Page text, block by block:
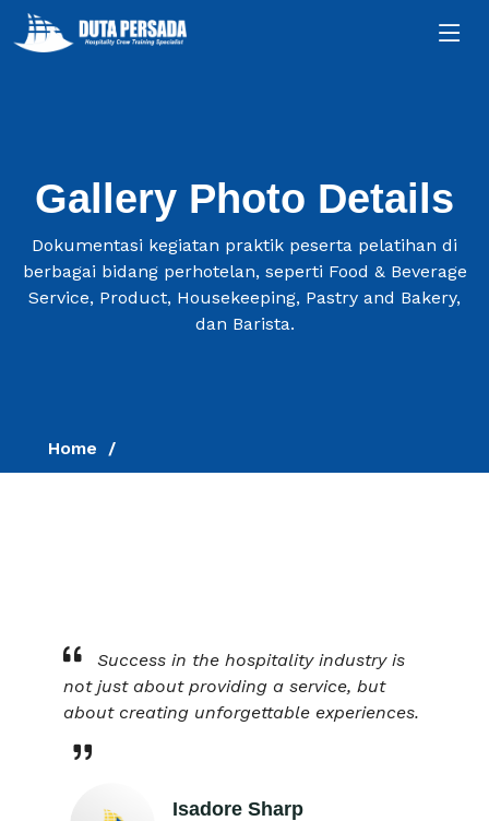
Gallery Photo Details
Dokumentasi kegiatan praktik peserta pelatihan di
berbagai bidang perhotelan, seperti Food & Beverage
Service, Product, Housekeeping, Pastry and Bakery,
dan Barista.
Home
Success in the hospitality industry is
not just about providing a service, but
about creating unforgettable experiences.
Isadore Sharp